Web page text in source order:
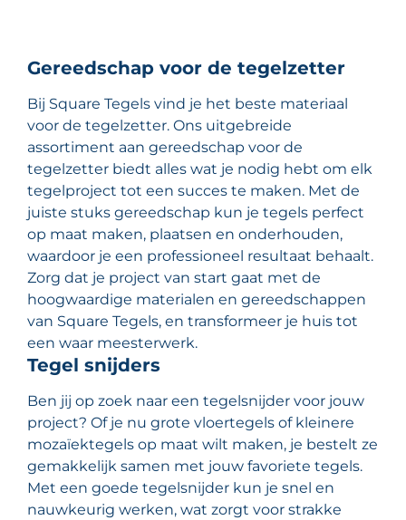
Gereedschap voor de tegelzetter
Bij Square Tegels vind je het beste materiaal
voor de tegelzetter. Ons uitgebreide
assortiment aan gereedschap voor de
tegelzetter biedt alles wat je nodig hebt om elk
tegelproject tot een succes te maken. Met de
juiste stuks gereedschap kun je tegels perfect
op maat maken, plaatsen en onderhouden,
waardoor je een professioneel resultaat behaalt.
Zorg dat je project van start gaat met de
hoogwaardige materialen en gereedschappen
van Square Tegels, en transformeer je huis tot
een waar meesterwerk.
Tegel snijders
Ben jij op zoek naar een tegelsnijder voor jouw
project? Of je nu grote vloertegels of kleinere
mozaïektegels op maat wilt maken, je bestelt ze
gemakkelijk samen met jouw favoriete tegels.
Met een goede tegelsnijder kun je snel en
nauwkeurig werken, wat zorgt voor strakke